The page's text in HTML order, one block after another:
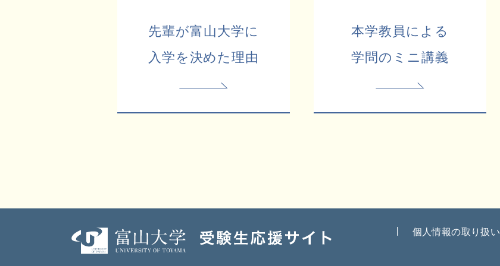
先輩が富山大学に
入学を決めた理由
本学教員による
学問のミニ講義
個人情報の取り扱い